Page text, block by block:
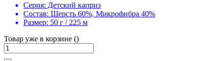
Серия: Детский каприз
Состав: Шерсть 60%, Микрофибра 40%
Размер: 50 г / 225 м
Товар уже в корзине ()